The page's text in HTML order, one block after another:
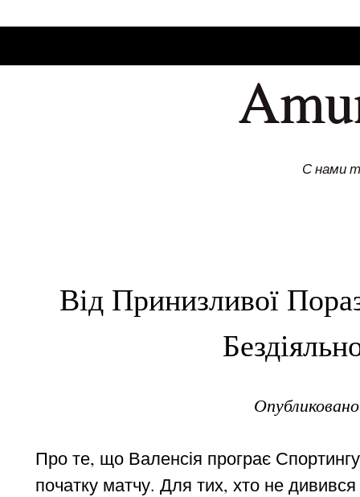
С нами
Від Принизливої
Про те, що Валенсія програє
початку матчу. Для тих, хто не